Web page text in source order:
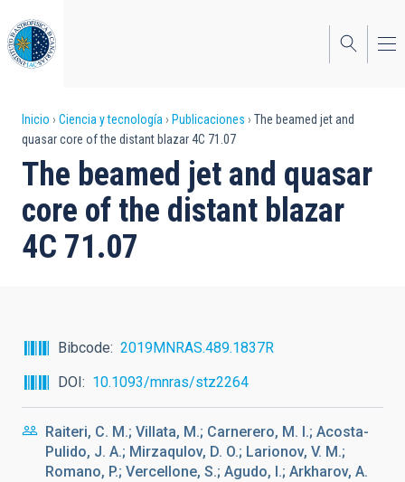
al
contenido
principal
Sobrescribir
enlaces
de
ayuda
a
Inicio Ciencia y tecnología Publicaciones
The beamed jet and
quasar core of the distant blazar 4C 71.07
The beamed jet and quasar
core of the distant blazar
4C 71.07
Bibcode
2019MNRAS.489.1837R
DOI
10.1093/mnras/stz2264
Raiteri, C. M.; Villata, M.; Carnerero, M. I.; Acosta-
Pulido, J. A.; Mirzaqulov, D. O.; Larionov, V. M.;
Romano, P.; Vercellone, S.; Agudo, I.; Arkharov, A.